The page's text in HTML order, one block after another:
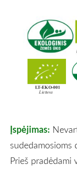
Įspėjimas:
sudedamosioms
Prieš